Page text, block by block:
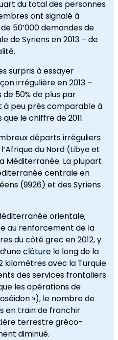
du total des personnes
ont signaléà
50’000demandes de
deSyriensen 2013 – de
surpris à essayer
irrégulièreen 2013 –
de 50% de plus par
à peu près comparableà
que le chiffrede 2011.
départsirréguliers
l’Afrique du Nord (Libyeet
Méditerranée. La plupart
centraleen
(9926) et des Syriens
orientale,
au renforcement de la
du côté grec en 2012,y
d’uneclôture le long de la
kilomètresavec la Turquie
des services frontaliers
les opérations de
»), le nombre de
en train de franchir
terrestregréco-
diminué.